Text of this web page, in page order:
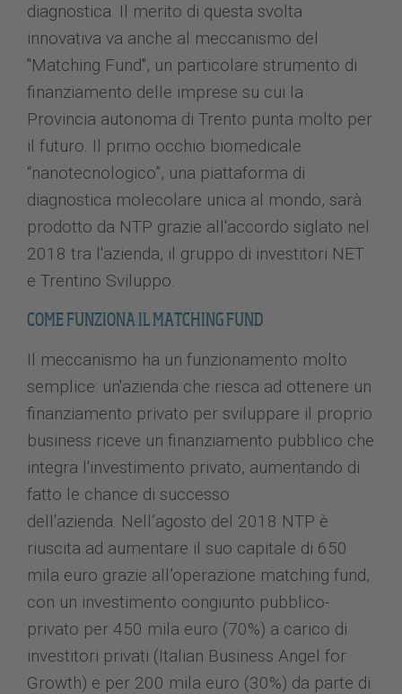
diagnostica. Il merito di questa svolta
innovativa va anche al meccanismo del
"Matching Fund", un particolare strumento di
finanziamento delle imprese su cui la
Provincia autonoma di Trento punta molto per
il futuro. Il primo occhio biomedicale
“nanotecnologico”, una piattaforma di
diagnostica molecolare unica al mondo, sarà
prodotto da NTP grazie all'accordo siglato nel
2018 tra l'azienda, il gruppo di investitori NET
e Trentino Sviluppo.
COME FUNZIONA IL MATCHING FUND
Il meccanismo ha un funzionamento molto
semplice: un'azienda che riesca ad ottenere un
finanziamento privato per sviluppare il proprio
business riceve un finanziamento pubblico che
integra l'investimento privato, aumentando di
fatto le chance di successo
dell'azienda. Nell’agosto del 2018 NTP è
riuscita ad aumentare il suo capitale di 650
mila euro grazie all’operazione matching fund,
con un investimento congiunto pubblico-
privato per 450 mila euro (70%) a carico di
investitori privati (Italian Business Angel for
Growth) e per 200 mila euro (30%) da parte di